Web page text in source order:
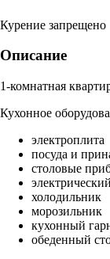
Курение запрещено
Описание
1-комнатная
Кухонное
электроплита
посуда и
столовые
холодильник
морозильник
кухонный
обеденный